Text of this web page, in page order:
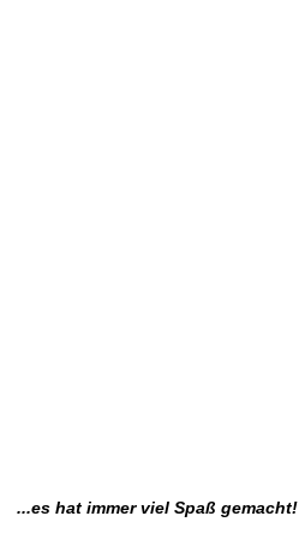
...es hat immer viel Spaß gemacht!